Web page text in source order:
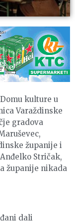
kulture u
Varaždinske
gradova
županije i
Stričak,
županije nikada
dali